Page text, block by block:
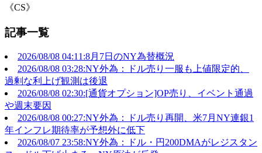
《CS》
記事一覧
2026/08/08 04:11:8月7日のNY為替概況
2026/08/08 03:28:NY外為：ドル売り一服も上値限定的、
過剰な利上げ観測は後退
2026/08/08 02:30:[通貨オプション]OP売り、イベント通過
や週末要因
2026/08/08 00:27:NY外為：ドル売り再開、米7月NY連銀1
年インフレ期待率が予想外に低下
2026/08/07 23:58:NY外為：ドル・円200DMAがレジスタン